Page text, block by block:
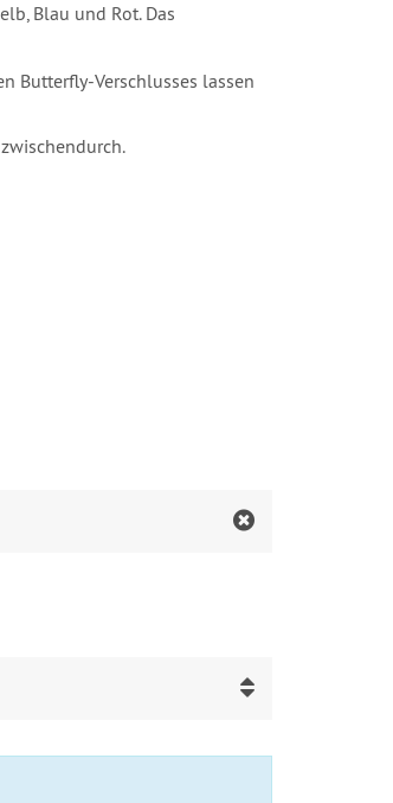
Blau und Rot. Das
Butterfly-Verschlusses lassen